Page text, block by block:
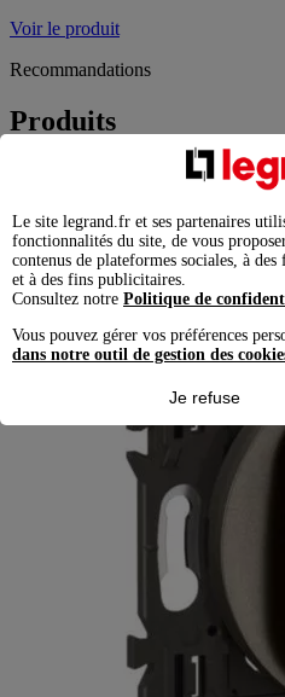
Voir le produit
Recommandations
Produits
Le site legrand.fr et ses partenaires
fonctionnalités du site, de vous
contenus de plateformes sociales, à
et à des fins publicitaires.
Consultez notre Politique de
Vous pouvez gérer vos préférences
dans notre outil de gestion des
Je refuse